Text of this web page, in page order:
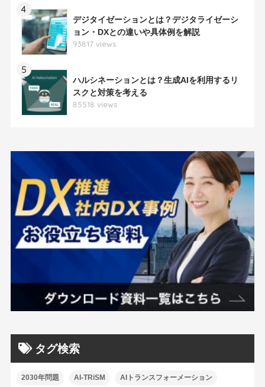
4
デジタイゼーションとは？デジタライゼーシ
ョン・DXとの違いや具体例を解説
93817 views
5
ハルシネーションとは？生成AIを利用するリ
スクと対策を考える
85518 views
タグ検索
2030年問題 AI-TRiSM AIトランスフォーメーション